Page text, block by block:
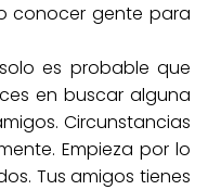
conocer gente para
es probable que
en buscar alguna
Circunstancias
Empieza por lo
Tus amigos tienes